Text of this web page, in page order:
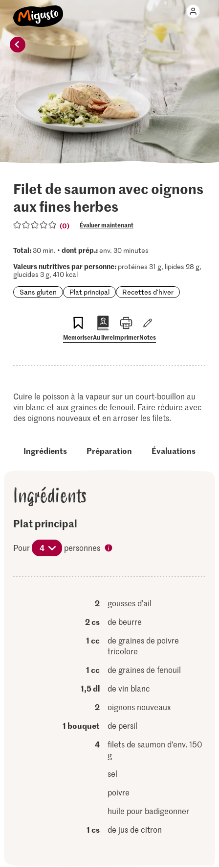
Filet de saumon avec oignons
aux fines herbes
(0) Évaluer maintenant
Total:30 min. • dont prép.:env. 30 minutes
Valeurs nutritives par personne:protéines 31 g, lipides 28 g,
glucides 3 g, 410 kcal
Sans gluten
Plat principal Recettes d'hiver
MemoriserAu livreImprimerNotes
Cuire le poisson à la vapeur sur un court-bouillon au
vin blanc et aux graines de fenouil. Faire réduire avec
des oignons nouveaux et en arroser les filets.
Ingrédients Préparation Évaluations
Ingrédients
Plat principal
Pour 4 personnes
2
gousses d’ail
2 cs
de beurre
1 cc
de graines de poivre
tricolore
1 cc
de graines de fenouil
1,5 dl
de vin blanc
2
oignons nouveaux
1 bouquet
de persil
4
filets de saumon d'env. 150
g
sel
poivre
huile pour badigeonner
1 cs
de jus de citron